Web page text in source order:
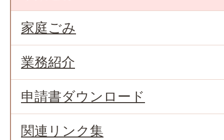
家庭ごみ
業務紹介
申請書ダウンロード
関連リンク集